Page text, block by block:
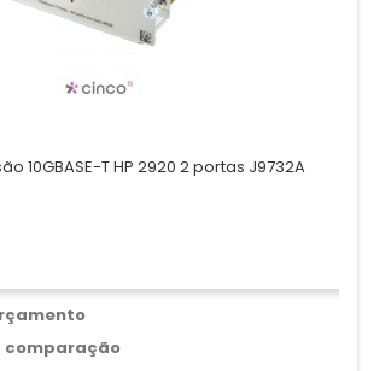
10GBASE-T HP 2920 2 portas J9732A
comparação